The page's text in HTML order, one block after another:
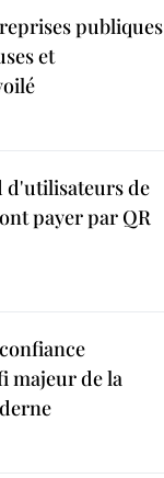
publiques
et
de
payer par QR
majeur de la